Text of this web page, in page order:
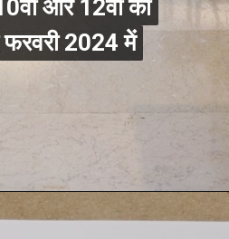
और 12वीं की
फरवरी 2024 में
और 12वीं की
फरवरी 2024 में